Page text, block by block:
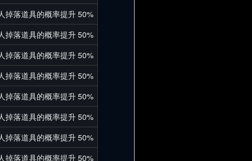
掉落道具的概率提升 50%
掉落道具的概率提升 50%
掉落道具的概率提升 50%
掉落道具的概率提升 50%
掉落道具的概率提升 50%
掉落道具的概率提升 50%
掉落道具的概率提升 50%
掉落道具的概率提升 50%